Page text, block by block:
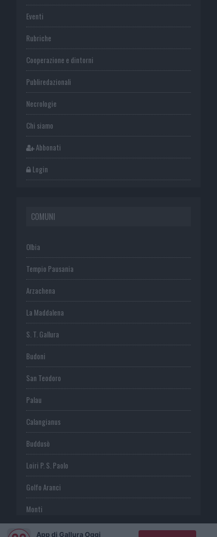
Eventi
Rubriche
Cooperazione e dintorni
Publiredazionali
Necrologie
Chi siamo
Abbonati
Login
COMUNI
Olbia
Tempio Pausania
Arzachena
La Maddalena
S. T. Gallura
Budoni
San Teodoro
Palau
Calangianus
Buddusò
Loiri P. S. Paolo
Golfo Aranci
Monti
TeltiApp di Gallura Oggi